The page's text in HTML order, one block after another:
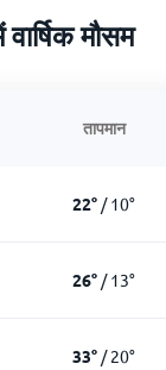
मौसम
तापमान
22° /10°
26° /13°
33° /20°